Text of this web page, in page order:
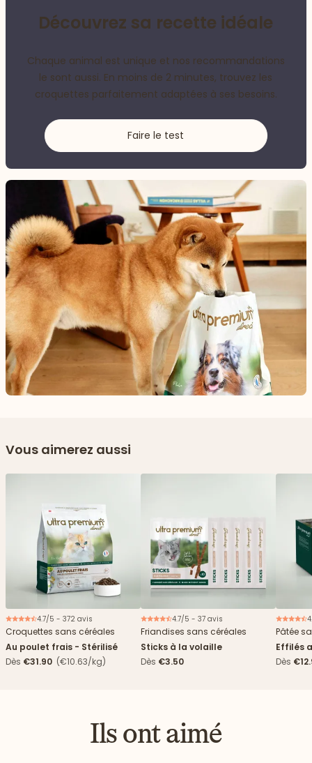
Découvrez sa recette idéale
Chaque animal est unique et nos recommandations
le sont aussi. En moins de 2 minutes, trouvez les
croquettes parfaitement adaptées à ses besoins.
Faire le test
Vous aimerez aussi
4.7/5 - 372 avis
Croquettes sans céréales
Au poulet frais - Stérilisé
Dès €31.90 (€10.63/kg)
4.7/5 - 37 avis
Friandises sans céréales
Sticks à la volaille
Dès €3.50
Pâtée
Effilés
Dès
Ils ont aimé